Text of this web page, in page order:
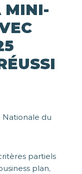
MINI-
Nationale du
partiels
plan,